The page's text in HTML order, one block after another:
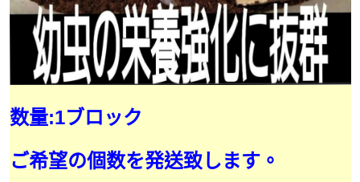
数量:1ブロック
ご希望の個数を発送致します。